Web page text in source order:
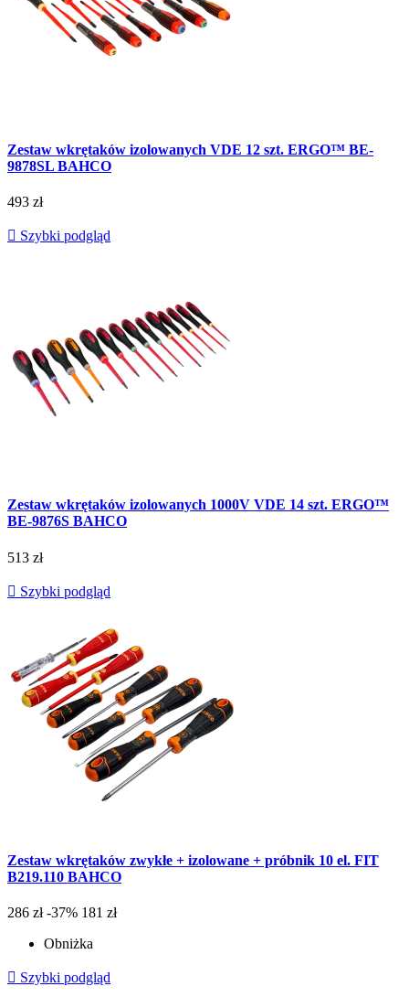
Zestaw wkrętaków izolowanych VDE 12 szt. ERGO™ BE-
9878SL BAHCO
493 zł
 Szybki podgląd
Zestaw wkrętaków izolowanych 1000V VDE 14 szt. ERGO™
BE-9876S BAHCO
513 zł
 Szybki podgląd
Zestaw wkrętaków zwykłe + izolowane + próbnik 10 el. FIT
B219.110 BAHCO
286 zł -37% 181 zł
Obniżka
 Szybki podgląd